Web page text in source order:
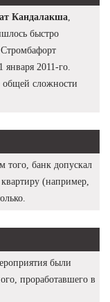
Кандалакша
быстро
Стромбафорт
2011-го.
общей сложности
того, банк допускал
(например,
были
проработавшего в